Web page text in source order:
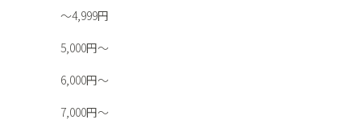
～4,999円
5,000円～
6,000円～
7,000円～